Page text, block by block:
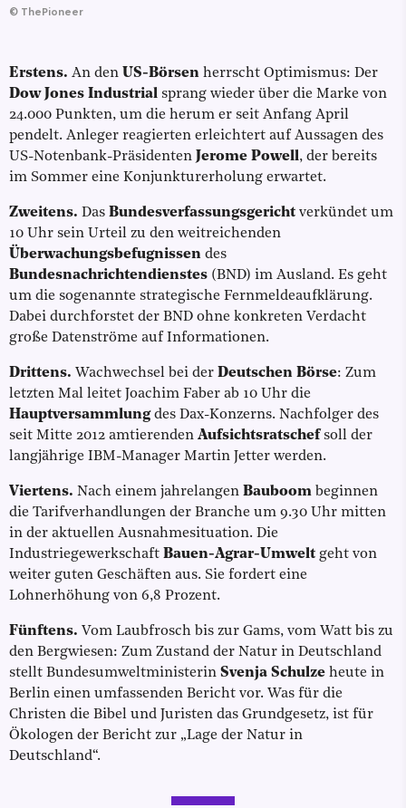
© ThePioneer
Erstens. An den US-Börsen herrscht Optimismus: Der
Dow Jones Industrial sprang wieder über die Marke von
24.000 Punkten, um die herum er seit Anfang April
pendelt. Anleger reagierten erleichtert auf Aussagen des
US-Notenbank-Präsidenten Jerome Powell, der bereits
im Sommer eine Konjunkturerholung erwartet.
Zweitens. Das Bundesverfassungsgericht verkündet um
10 Uhr sein Urteil zu den weitreichenden
Überwachungsbefugnissen des
Bundesnachrichtendienstes (BND) im Ausland. Es geht
um die sogenannte strategische Fernmeldeaufklärung.
Dabei durchforstet der BND ohne konkreten Verdacht
große Datenströme auf Informationen.
Drittens. Wachwechsel bei der Deutschen Börse: Zum
letzten Mal leitet Joachim Faber ab 10 Uhr die
Hauptversammlungdes Dax-Konzerns. Nachfolger des
seit Mitte 2012 amtierenden Aufsichtsratschefsoll der
langjährige IBM-Manager Martin Jetter werden.
Viertens. Nach einem jahrelangen Bauboom beginnen
die Tarifverhandlungen der Branche um 9.30 Uhr mitten
in der aktuellen Ausnahmesituation. Die
Industriegewerkschaft Bauen-Agrar-Umwelt geht von
weiter guten Geschäften aus. Sie fordert eine
Lohnerhöhung von 6,8 Prozent.
Fünftens. Vom Laubfrosch bis zur Gams, vom Watt bis zu
den Bergwiesen: Zum Zustand der Natur in Deutschland
stellt Bundesumweltministerin Svenja Schulze heute in
Berlin einen umfassenden Bericht vor. Was für die
Christen die Bibel und Juristen das Grundgesetz, ist für
Ökologen der Bericht zur „Lage der Natur in
Deutschland“.